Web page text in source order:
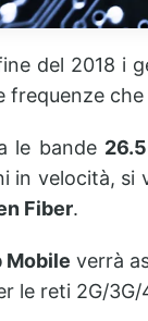
del 2018 i
frequenze
le bande
in velocità, si
Fiber.
Mobile verrà
le reti 2G/